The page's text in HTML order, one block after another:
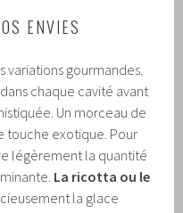
ENVIES
gourmandes.
chaque cavité avant
Un morceau de
touche exotique. Pour
légèrement la quantité
La ricotta ou le
la glace